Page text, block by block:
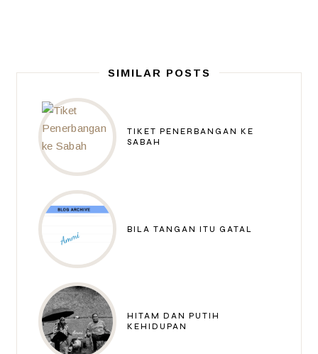
SIMILAR POSTS
TIKET PENERBANGAN KE
SABAH
BILA TANGAN ITU GATAL
HITAM DAN PUTIH
KEHIDUPAN